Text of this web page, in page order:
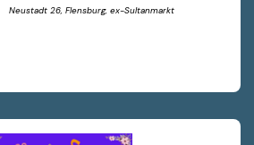
Neustadt 26, Flensburg, ex-Sultanmarkt